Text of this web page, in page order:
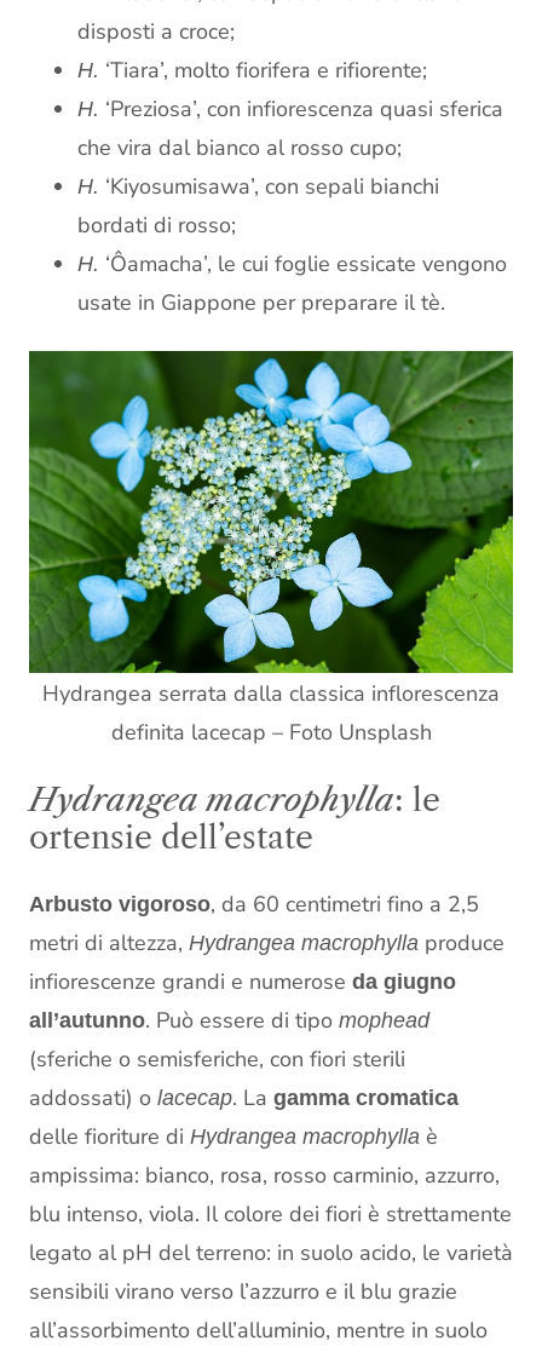
disposti a croce;
H. ‘Tiara’, molto fiorifera e rifiorente;
H. ‘Preziosa’, con infiorescenza quasi sferica
che vira dal bianco al rosso cupo;
H. ‘Kiyosumisawa’, con sepali bianchi
bordati di rosso;
H. ‘Ôamacha’, le cui foglie essicate vengono
usate in Giappone per preparare il tè.
Hydrangea serrata dalla classica inflorescenza
definita lacecap – Foto Unsplash
Hydrangea macrophylla: le
ortensie dell’estate
Arbusto vigoroso, da 60 centimetri fino a 2,5
metri di altezza, Hydrangea macrophylla produce
infiorescenze grandi e numerose da giugno
all’autunno. Può essere di tipo mophead
(sferiche o semisferiche, con fiori sterili
addossati) o lacecap. La gamma cromatica
delle fioriture di Hydrangea macrophylla è
ampissima: bianco, rosa, rosso carminio, azzurro,
blu intenso, viola. Il colore dei fiori è strettamente
legato al pH del terreno: in suolo acido, le varietà
sensibili virano verso l’azzurro e il blu grazie
all’assorbimento dell’alluminio, mentre in suolo